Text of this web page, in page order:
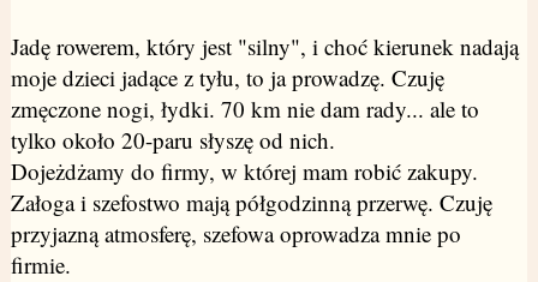
Jadę rowerem, który jest "silny", i choć kierunek nadają
moje dzieci jadące z tyłu, to ja prowadzę. Czuję
zmęczone nogi, łydki. 70 km nie dam rady... ale to
tylko około 20-paru słyszę od nich.
Dojeżdżamy do firmy, w której mam robić zakupy.
Załoga i szefostwo mają półgodzinną przerwę. Czuję
przyjazną atmosferę, szefowa oprowadza mnie po
firmie.